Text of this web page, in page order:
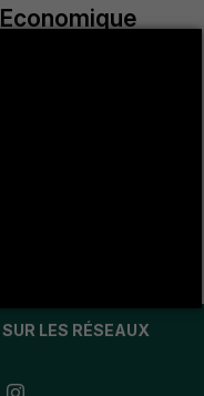
LES RÉSEAUX